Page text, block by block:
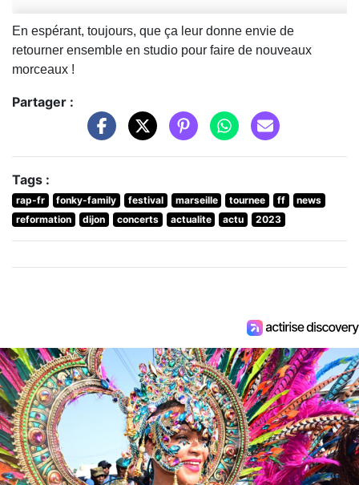
En espérant, toujours, que ça leur donne envie de
retourner ensemble en studio pour faire de nouveaux
morceaux !
Partager :
Tags :
rap-fr fonky-family festival marseille tournee ff
news
reformation
dijon concerts actualite actu 2023